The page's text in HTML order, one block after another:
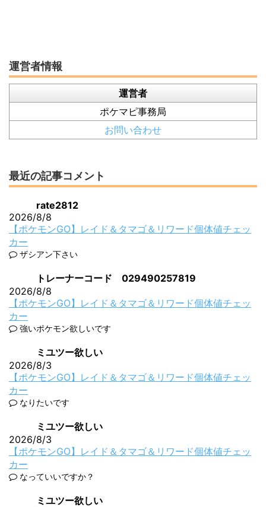
運営者情報
運営者
ポケマピ事務局
お問い合わせ
最近の記事コメント
rate2812
2026/8/8
【ポケモンGO】レイド＆タマゴ＆リワード個体値チェッ
カー
ザシアン下さい
トレーナーコード 029490257819
2026/8/8
【ポケモンGO】レイド＆タマゴ＆リワード個体値チェッ
カー
強いポケモン欲しいです
ミユツー欲しい
2026/8/3
【ポケモンGO】レイド＆タマゴ＆リワード個体値チェッ
カー
なりたいです
ミユツー欲しい
2026/8/3
【ポケモンGO】レイド＆タマゴ＆リワード個体値チェッ
カー
なっていいですか？
ミユツー欲しい